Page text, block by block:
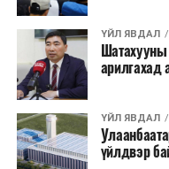
барих төслийг төр,
хэлбэрээр
Лаг хатаах, шатаах
байгууламжаас гардаг
аргаар
зориулалттай. Лагийг
эзлэхүүн нь 90
ҮЙЛ ЯВДАЛ
Шатахууны
арилгахад
ҮЙЛ ЯВДАЛ
үйлдвэр